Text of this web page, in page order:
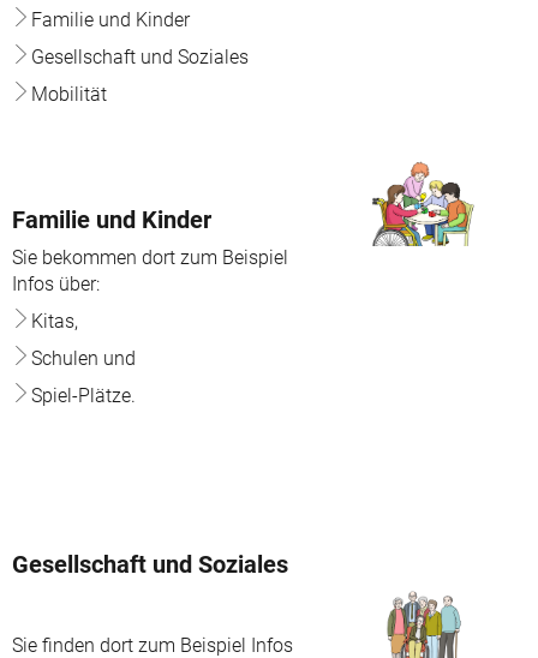
Familie und Kinder
Gesellschaft und Soziales
Mobilität
Familie und Kinder
Sie bekommen dort zum Beispiel
Infos über:
Kitas,
Schulen und
Spiel-Plätze.
Gesellschaft und Soziales
Sie finden dort zum Beispiel Infos